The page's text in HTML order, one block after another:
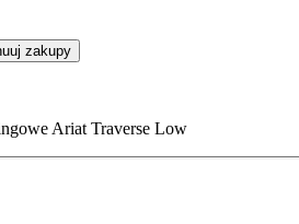
zakupy
Ariat Traverse Low